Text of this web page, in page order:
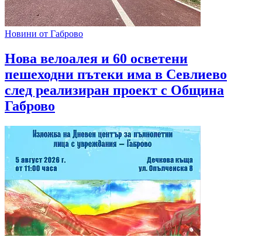
Новини от Габрово
Нова велоалея и 60 осветени
пешеходни пътеки има в Севлиево
след реализиран проект с Община
Габрово